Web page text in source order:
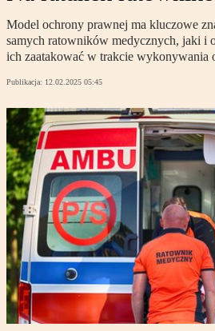
Model ochrony prawnej ma kluczowe
samych ratowników medycznych, jaki i
ich zaatakować w trakcie
Publikacja: 12.02.2025 05:45